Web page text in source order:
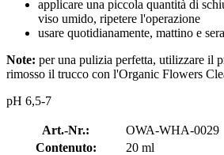
applicare una piccola quantità di
viso umido, ripetere l'operazione
usare quotidianamente, mattino e sera
Note: per una pulizia perfetta, utilizzare il
rimosso il trucco con l'Organic Flowers
pH 6,5-7
Art.-Nr.:
OWA-WHA-0029
Contenuto:
20 ml